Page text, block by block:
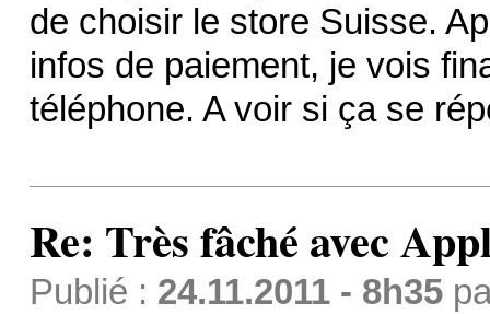
de choisir le store Suisse.
infos de paiement, je vois
téléphone. A voir si ça se
Re: Très fâché avec
Publié : 24.11.2011 - 8h35